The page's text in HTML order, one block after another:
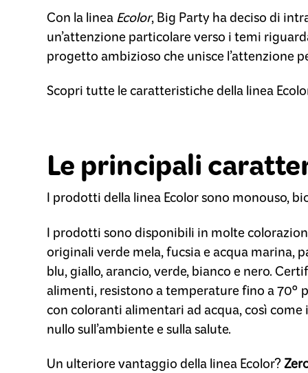
Con la linea Ecolor,Big Party ha deciso di
un’attenzione particolare verso i temi
progetto ambizioso che unisce l’attenzione
Scopri tutte le caratteristiche della linea
Le principali
I prodotti della linea Ecolor sono monouso,
I prodotti sono disponibili in molte
originali verde mela, fucsia e acqua marina,
blu, giallo, arancio, verde, bianco e nero.
alimenti, resistono a temperature fino a 70°
con coloranti alimentari ad acqua, così
nullo sull’ambiente e sulla salute.
Un ulteriore vantaggio della linea Ecolor?